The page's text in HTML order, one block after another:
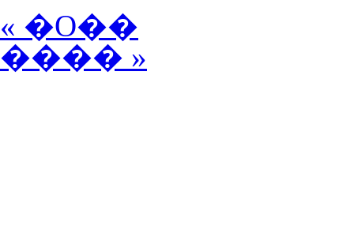
« �O��
���� »